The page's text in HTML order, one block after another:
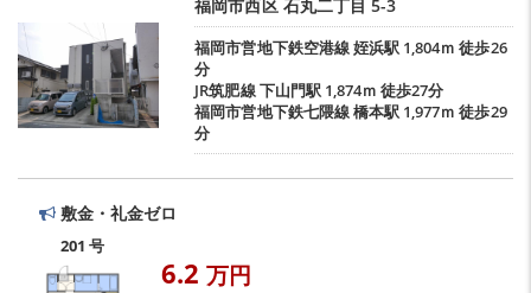
福岡市西区 石丸二丁目 5-3
福岡市営地下鉄空港線姪浜駅 1,804ｍ 徒歩26
分
JR筑肥線下山門駅1,874ｍ 徒歩27分
福岡市営地下鉄七隈線橋本駅 1,977ｍ 徒歩29
分
敷金・礼金ゼロ
201 号
6.2 万円